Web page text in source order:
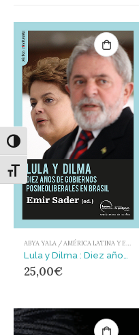
Alternar alto contraste
Alternar tamaño de letra
ABYA YALA / AMÉRICA LATINA Y EL CARIBE
Lula y Dilma : Diez años de políticas posneoliberales en Brasil
25,00€